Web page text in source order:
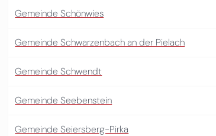
Gemeinde Schönwies
Gemeinde Schwarzenbach an der Pielach
Gemeinde Schwendt
Gemeinde Seebenstein
Gemeinde Seiersberg-Pirka